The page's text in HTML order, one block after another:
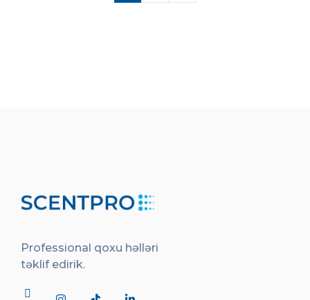
Professional qoxu həlləri
təklif edirik.